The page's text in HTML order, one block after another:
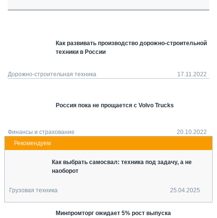
СТАТЬИ ПО КАТЕГОРИЯМ ТЕХНИКИ
Как развивать производство дорожно-строительной
техники в России
Дорожно-строительная техника 17.11.2022
Россия пока не прощается с Volvo Trucks
Финансы и страхование 20.10.2022
Как выбрать самосвал: техника под задачу, а не
наоборот
Грузовая техника 25.04.2025
Минпромторг ожидает 5% рост выпуска